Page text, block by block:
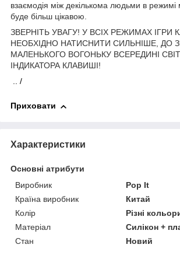
взаємодія між декількома людьми в режимі
буде більш цікавою.
ЗВЕРНІТЬ УВАГУ! У ВСІХ РЕЖИМАХ ІГРИ
НЕОБХІДНО НАТИСНИТИ СИЛЬНІШЕ, ДО
МАЛЕНЬКОГО ВОГОНЬКУ ВСЕРЕДИНІ
ІНДИКАТОРА КЛАВИШІ!
.. /
Приховати
Характеристики
Основні атрибути
Виробник
Pop It
Країна виробник
Китай
Колір
Різні
Матеріал
Силікон +
Стан
Новий